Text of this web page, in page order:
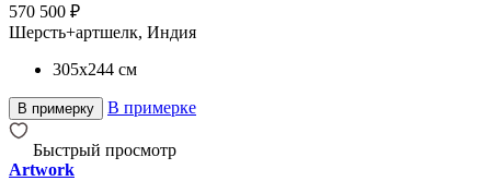
570 500 ₽
Шерсть+артшелк, Индия
305x244 см
В примерку В примерке
Быстрый просмотр
Artwork